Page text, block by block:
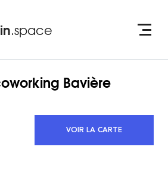
.space
Bavière
VOIR LA CARTE